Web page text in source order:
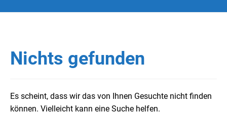
Nichts gefunden
Es scheint, dass wir das von Ihnen Gesuchte nicht finden
können. Vielleicht kann eine Suche helfen.